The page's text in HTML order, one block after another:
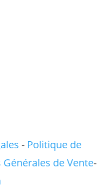
- Politique de
de Vente-